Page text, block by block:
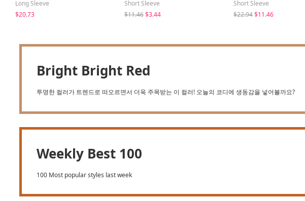
Long Sleeve
$20.73
Short Sleeve
$11.46 $3.44
Short Sleeve
$22.94 $11.46
Bright Bright Red
투명한 컬러가 트렌드로 떠오르면서 더욱 주목받는 이 컬러! 오늘의 코디에 생동감을 넣어볼까요?
Weekly Best 100
100 Most popular styles last week